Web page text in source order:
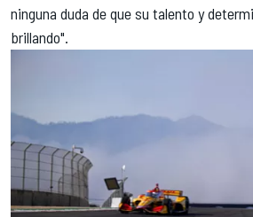
ninguna duda de que su talento y
brillando".